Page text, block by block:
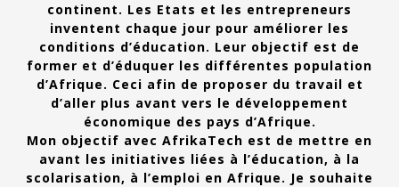
continent. Les Etats et les entrepreneurs
inventent chaque jour pour améliorer les
conditions d’éducation. Leur objectif est de
former et d’éduquer les différentes population
d’Afrique. Ceci afin de proposer du travail et
d’aller plus avant vers le développement
économique des pays d’Afrique.
Mon objectif avec AfrikaTech est de mettre en
avant les initiatives liées à l’éducation, à la
scolarisation, à l’emploi en Afrique. Je souhaite